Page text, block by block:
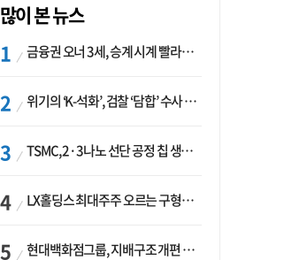
많이 본 뉴스
금융권 오너 3세, 승계 시계 빨라지나…한국투자 ‘속도’·미래에셋·메리츠는 ‘거리두기’
위기의 ‘K-석화’, 검찰 ‘담합’ 수사 착수…“LG·한화·롯데 등 7개 업체, 8개 제품 가격 담합”
TSMC, 2·3나노 선단 공정 칩 생산 가속화…삼성, 파운드리 확장 변수 맞나
LX홀딩스 최대주주 오르는 구형모 사장…계열사 실적 개선 ‘과제’
현대백화점그룹, 지배구조 개편 작업…지주사 행위제한 요건 해소